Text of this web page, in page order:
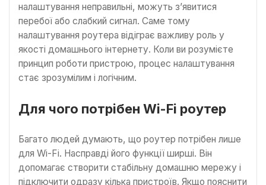
налаштування неправильні, можуть з’явитися
перебої або слабкий сигнал. Саме тому
налаштування роутера відіграє важливу роль у
якості домашнього інтернету. Коли ви розумієте
принцип роботи пристрою, процес налаштування
стає зрозумілим і логічним.
Для чого потрібен Wi-Fi роутер
Багато людей думають, що роутер потрібен лише
для Wi-Fi. Насправді його функції ширші. Він
допомагає створити стабільну домашню мережу і
підключити одразу кілька пристроїв. Якщо пояснити